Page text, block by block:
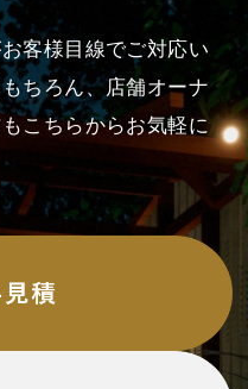
客様目線でご対応い
ちろん、店舗オーナ
こちらからお気軽に